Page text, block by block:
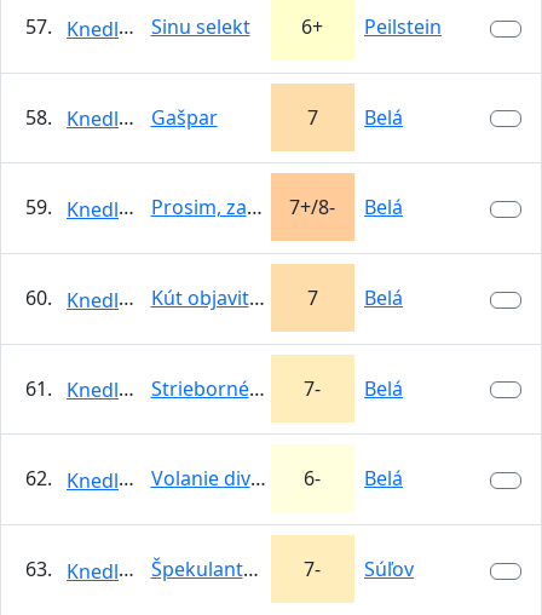
57. KnedloVepro Sinu selekt 6+ Peilstein
58. KnedloVepro Gašpar 7 Belá
59. KnedloVepro Prosim, zachovajte paniku 7+/8- Belá
60. KnedloVepro Kút objaviteľov 7 Belá
61. KnedloVepro Strieborné platne 7- Belá
62. KnedloVepro Volanie divočiny 6- Belá
63. KnedloVepro Špekulantská 7- Súľov